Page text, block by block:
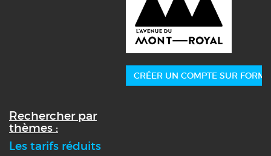
CRÉER UN COMPTE SUR
Rechercher par
thèmes :
Les tarifs réduits